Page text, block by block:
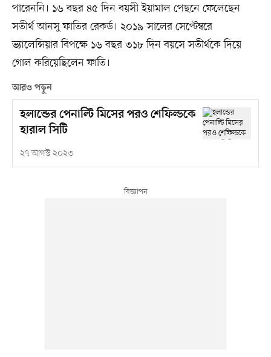
পারেননি। ১৬ বছর ৪৫ দিন বয়সী ইয়ামাল পেছনে ফেলেছেন
সতীর্থ আনসু ফাতির রেকর্ড। ২০১৯ সালের সেপ্টেম্বরে
ভ্যালেন্সিয়ার বিপক্ষে ১৬ বছর ৩১৮ দিন বয়সে সতীর্থকে দিয়ে
গোল করিয়েছিলেন ফাতি।
আরও পড়ুন
হলান্ডের পেনাল্টি মিসের পরও শেফিল্ডকে
হারাল সিটি
২৭ আগস্ট ২০২৩